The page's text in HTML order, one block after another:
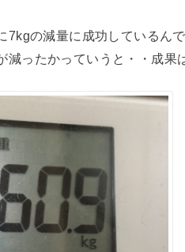
7kgの減量に成功しているん
減ったかっていうと・・成果